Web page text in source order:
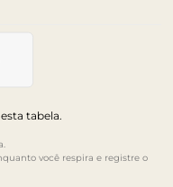
tabela.
você respira e registre o